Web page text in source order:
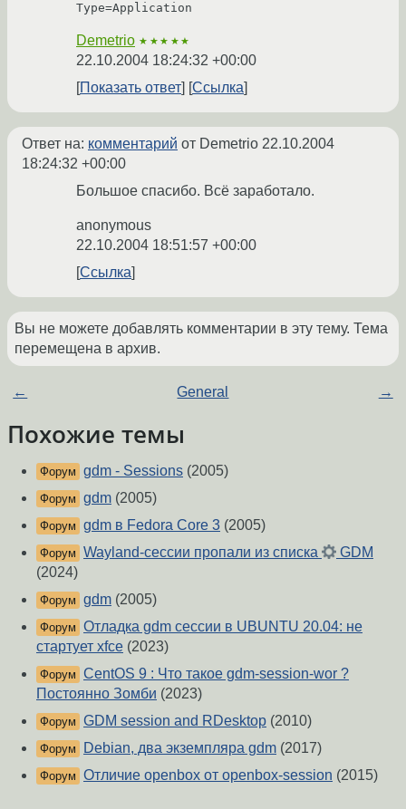
Type=Application
Demetrio ★★★★★
22.10.2004 18:24:32 +00:00
Показать ответ
Ссылка
Ответ на: комментарий от Demetrio 22.10.2004
18:24:32 +00:00
Большое спасибо. Всё заработало.
anonymous
22.10.2004 18:51:57 +00:00
Ссылка
Вы не можете добавлять комментарии в эту тему. Тема
перемещена в архив.
← General →
Похожие темы
Форум gdm - Sessions (2005)
Форум gdm (2005)
Форум gdm в Fedora Core 3 (2005)
Форум Wayland-сессии пропали из списка
GDM
(2024)
Форум gdm (2005)
Форум Отладка gdm сессии в UBUNTU 20.04: не
стартует xfce (2023)
Форум CentOS 9 : Что такое gdm-session-wor ?
Постоянно Зомби (2023)
Форум GDM session and RDesktop (2010)
Форум Debian, два экземпляра gdm (2017)
Форум Отличие openbox от openbox-session (2015)